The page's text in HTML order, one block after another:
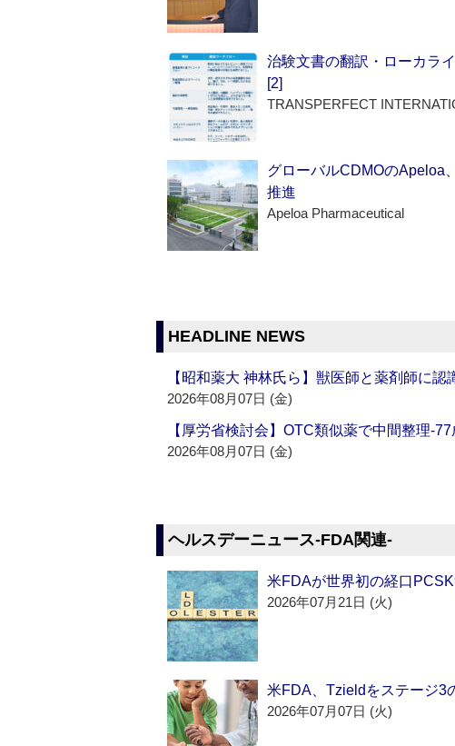
治験文書の翻訳・ローカラ
[2]
TRANSPERFECT
グローバルCDMOのApeloa
推進
Apeloa Pharmaceutical
HEADLINE NEWS
【昭和薬大 神林氏ら】獣医師と薬剤師に認
2026年08月07日 (金)
【厚労省検討会】OTC類似薬で中間整理
2026年08月07日 (金)
ヘルスデーニュース‐FDA関連‐
米FDAが世界初の経口
2026年07月21日 (火)
米FDA、Tzieldをステージ3
2026年07月07日 (火)